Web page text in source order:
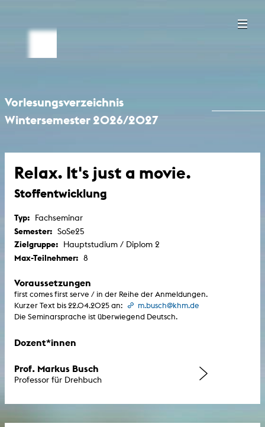
Vorlesungsverzeichnis
Wintersemester 2026/2027
Relax. It's just a movie.
Stoffentwicklung
Typ: Fachseminar
Semester: SoSe25
Zielgruppe: Hauptstudium / Diplom 2
Max-Teilnehmer: 8
Voraussetzungen
first comes first serve / in der Reihe der Anmeldungen.
Kurzer Text bis 22.04.2025 an:
m.busch@khm.de
Die Seminarsprache ist überwiegend Deutsch.
Dozent*innen
Prof. Markus Busch
Professor für Drehbuch